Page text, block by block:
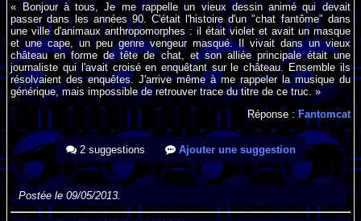
« Bonjour à tous, Je me rappelle un vieux dessin animé qui devait
passer dans les années 90. C'était l'histoire d'un "chat fantôme" dans
une ville d'animaux anthropomorphes : il était violet et avait un masque
et une cape, un peu genre vengeur masqué. Il vivait dans un vieux
château en forme de tête de chat, et son alliée principale était une
journaliste qui l'avait croisé en enquêtant sur le château. Ensemble ils
résolvaient des enquêtes. J'arrive même à me rappeler la musique du
générique, mais impossible de retrouver trace du titre de ce truc. »
Réponse : Fantomcat
2 suggestions Ajouter une suggestion
Postée le 09/05/2013.